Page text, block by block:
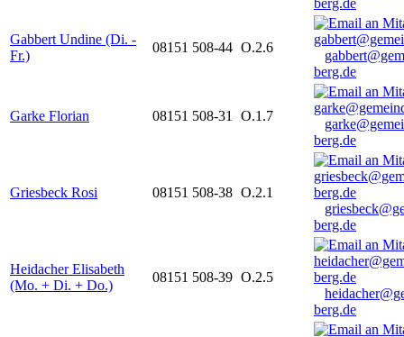
berg.de
Gabbert Undine (Di. -
Fr.)
08151 508-44 O.2.6
berg.de
Garke Florian 08151 508-31 O.1.7
berg.de
Griesbeck Rosi 08151 508-38 O.2.1
berg.de
Heidacher Elisabeth
(Mo. + Di. + Do.)
08151 508-39 O.2.5
berg.de